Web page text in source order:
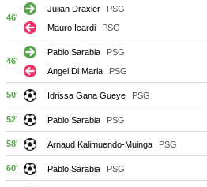
46'
Julian Draxler
PSG
Mauro Icardi
PSG
46'
Pablo Sarabia
PSG
Angel Di Maria
PSG
50' Idrissa Gana Gueye PSG
52' Pablo Sarabia PSG
58' Arnaud Kalimuendo-Muinga PSG
60' Pablo Sarabia PSG